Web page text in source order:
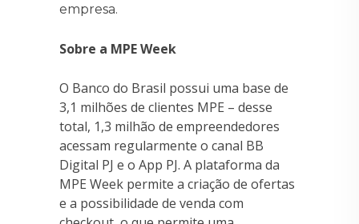
empresa.
Sobre a MPE Week
O Banco do Brasil possui uma base de
3,1 milhões de clientes MPE – desse
total, 1,3 milhão de empreendedores
acessam regularmente o canal BB
Digital PJ e o App PJ. A plataforma da
MPE Week permite a criação de ofertas
e a possibilidade de venda com